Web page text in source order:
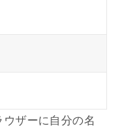
ザーに自分の名